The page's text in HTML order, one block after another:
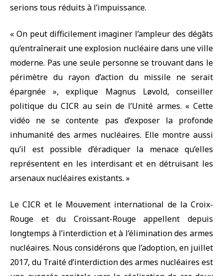
serions tous réduits à l’impuissance.
« On peut difficilement imaginer l’ampleur des dégâts
qu’entraînerait une explosion nucléaire dans une ville
moderne. Pas une seule personne se trouvant dans le
périmètre du rayon d’action du missile ne serait
épargnée », explique Magnus Løvold, conseiller
politique du CICR au sein de l’Unité armes. « Cette
vidéo ne se contente pas d’exposer la profonde
inhumanité des armes nucléaires. Elle montre aussi
qu’il est possible d’éradiquer la menace qu’elles
représentent en les interdisant et en détruisant les
arsenaux nucléaires existants. »
Le CICR et le Mouvement international de la Croix-
Rouge et du Croissant-Rouge appellent depuis
longtemps à l’interdiction et à l’élimination des armes
nucléaires. Nous considérons que l’adoption, en juillet
2017, du Traité d’interdiction des armes nucléaires est